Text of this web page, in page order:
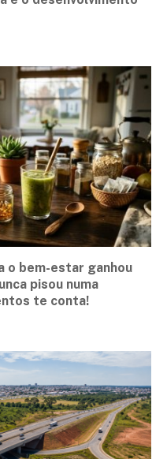
o bem-estar ganhou
pisou numa
te conta!